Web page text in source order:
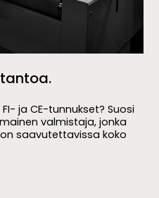
ja CE-tunnukset? Suosi
valmistaja, jonka
saavutettavissa koko